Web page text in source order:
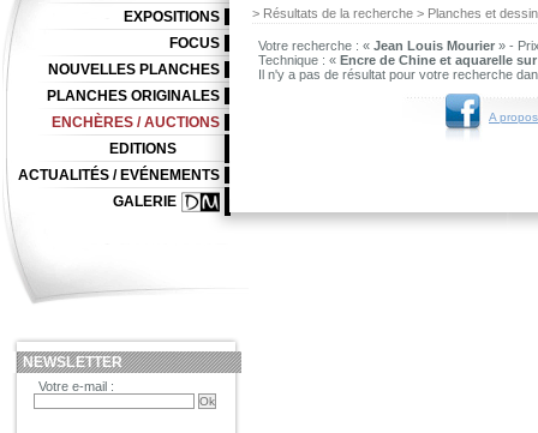
> Résultats de la recherche > Planches et
Votre recherche : « Jean Louis Mourier » -
Technique : « Encre de Chine et aquarelle
Il n'y a pas de résultat pour votre recherche
A
EXPOSITIONS
FOCUS
NOUVELLES PLANCHES
PLANCHES ORIGINALES
ENCHÈRES / AUCTIONS
EDITIONS
ACTUALITÉS / EVÉNEMENTS
GALERIE
NEWSLETTER
Votre e-mail :